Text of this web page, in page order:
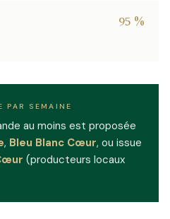
95 %
PAR SEMAINE
au moins est proposée
, Bleu Blanc Cœur, ou issue
(producteurs locaux